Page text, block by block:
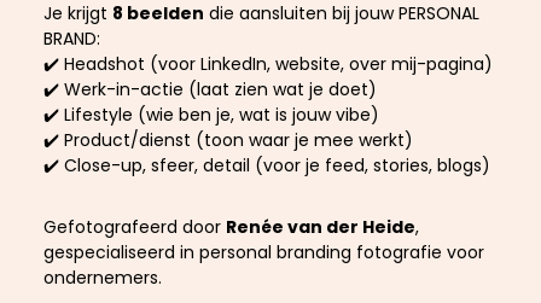
Je krijgt 8 beelden die aansluiten bij jouw PERSONAL
BRAND:
✔️ Headshot (voor LinkedIn, website, over mij-pagina)
✔️ Werk-in-actie (laat zien wat je doet)
✔️ Lifestyle (wie ben je, wat is jouw vibe)
✔️ Product/dienst (toon waar je mee werkt)
✔️ Close-up, sfeer, detail (voor je feed, stories, blogs)
Gefotografeerd door Renée van der Heide,
gespecialiseerd in personal branding fotografie voor
ondernemers.